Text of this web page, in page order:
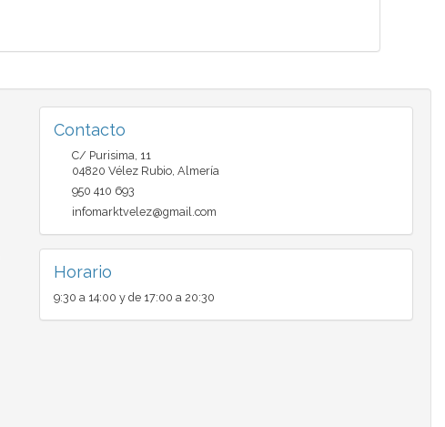
Contacto
C/ Purisima, 11
04820 Vélez Rubio, Almería
950 410 693
infomarktvelez@gmail.com
Horario
9:30 a 14:00 y de 17:00 a 20:30